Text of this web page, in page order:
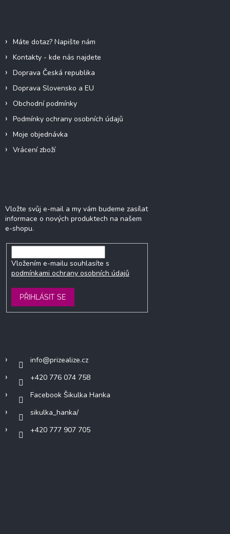
Máte dotaz? Napište nám
Kontakty - kde nás najdete
Doprava Česká republika
Doprava Slovensko a EU
Obchodní podmínky
Podmínky ochrany osobních údajů
Moje objednávka
Vrácení zboží
Vložte svůj e-mail a my vám budeme zasílat
informace o nových produktech na našem
e-shopu.
Vložením e-mailu souhlasíte s
podmínkami ochrany osobních údajů
PŘIHLÁSIT SE
info@prizealize.cz
+420 776 074 758
Facebook Šikulka Hanka
sikulka_hanka/
+420 777 907 705